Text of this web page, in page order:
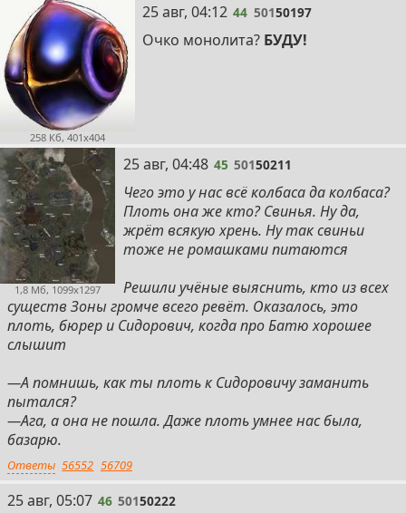
258 Кб, 401x404
44
25 авг, 04:12 44 50150197
Очко монолита? БУДУ!
1,8 Мб, 1099x1297
45
25 авг, 04:48 45 50150211
Чего это у нас всё колбаса да колбаса?
Плоть она же кто? Свинья. Ну да,
жрёт всякую хрень. Ну так свиньи
тоже не ромашками питаются
Решили учёные выяснить, кто из всех
существ Зоны громче всего ревёт. Оказалось, это
плоть, бюрер и Сидорович, когда про Батю хорошее
слышит
—А помнишь, как ты плоть к Сидоровичу заманить
пытался?
—Ага, а она не пошла. Даже плоть умнее нас была,
базарю.
Ответы 56552 56709
46
25 авг, 05:07 46 50150222